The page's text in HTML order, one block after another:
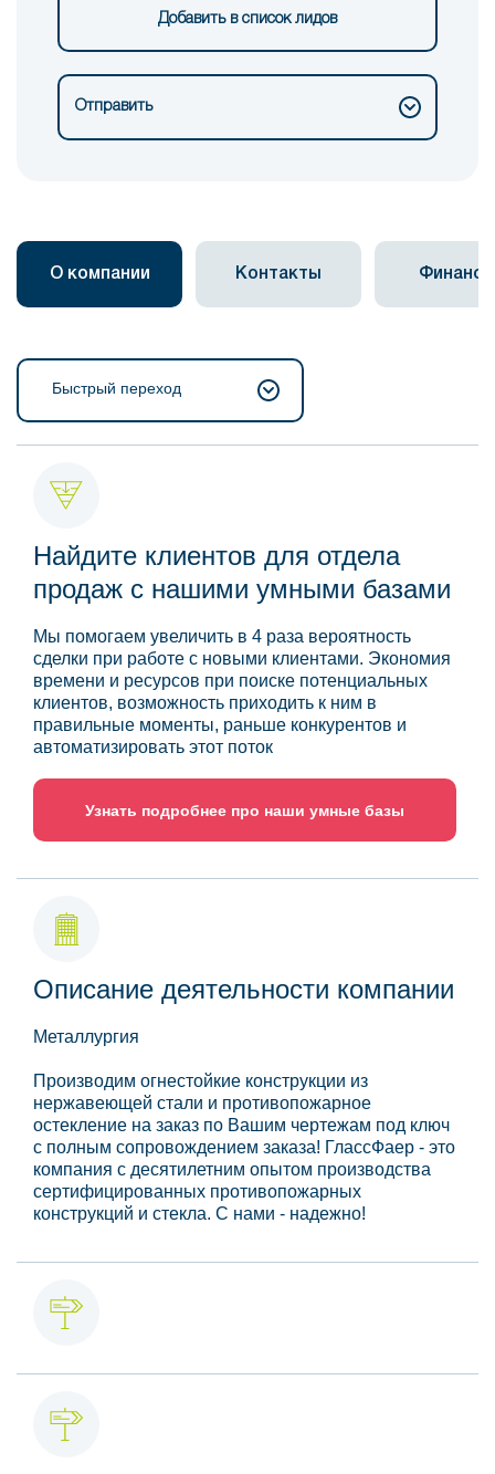
Добавить в список лидов
Отправить
О компании Контакты Финансы
Быстрый переход
Найдите клиентов для отдела
продаж с нашими умными базами
Мы помогаем увеличить в 4 раза вероятность
сделки при работе с новыми клиентами. Экономия
времени и ресурсов при поиске потенциальных
клиентов, возможность приходить к ним в
правильные моменты, раньше конкурентов и
автоматизировать этот поток
Узнать подробнее про наши умные базы
Описание деятельности компании
Металлургия
Производим огнестойкие конструкции из
нержавеющей стали и противопожарное
остекление на заказ по Вашим чертежам под ключ
с полным сопровождением заказа! ГлассФаер - это
компания с десятилетним опытом производства
сертифицированных противопожарных
конструкций и стекла. С нами - надежно!